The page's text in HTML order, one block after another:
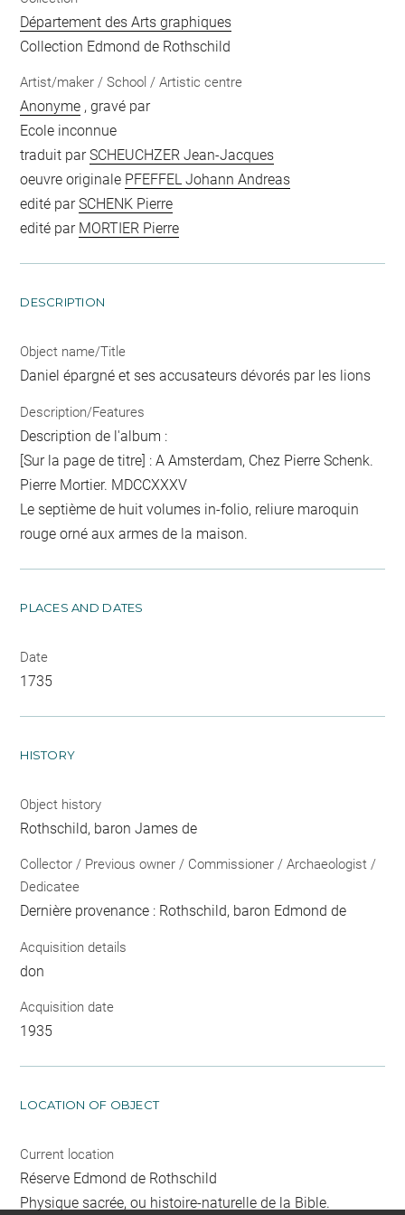
Département des Arts graphiques
Collection Edmond de Rothschild
Artist/maker / School / Artistic centre
Anonyme , gravé par
Ecole inconnue
traduit parSCHEUCHZER Jean-Jacques
oeuvre originale PFEFFEL Johann Andreas
edité parSCHENK Pierre
edité par MORTIER Pierre
DESCRIPTION
Object name/Title
Daniel épargné et ses accusateurs dévorés par les lions
Description/Features
Description de l'album :
[Sur la page de titre] : A Amsterdam, Chez Pierre Schenk.
Pierre Mortier. MDCCXXXV
Le septième de huit volumes in-folio, reliure maroquin
rouge orné aux armes de la maison.
PLACES AND DATES
Date
1735
HISTORY
Object history
Rothschild, baron James de
Collector / Previous owner / Commissioner / Archaeologist /
Dedicatee
Dernière provenance : Rothschild, baron Edmond de
Acquisition details
don
Acquisition date
1935
LOCATION OF OBJECT
Current location
Réserve Edmond de Rothschild
Physique sacrée, ou histoire-naturelle de la Bible.